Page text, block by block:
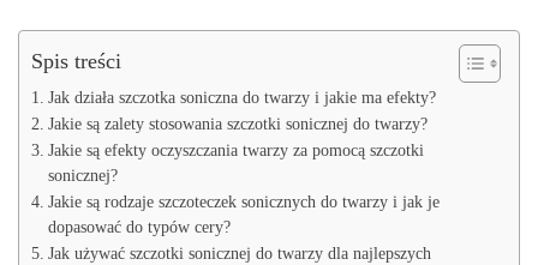
Spis treści
Jak działa szczotka soniczna do twarzy i jakie ma efekty?
Jakie są zalety stosowania szczotki sonicznej do twarzy?
Jakie są efekty oczyszczania twarzy za pomocą szczotki
sonicznej?
Jakie są rodzaje szczoteczek sonicznych do twarzy i jak je
dopasować do typów cery?
Jak używać szczotki sonicznej do twarzy dla najlepszych